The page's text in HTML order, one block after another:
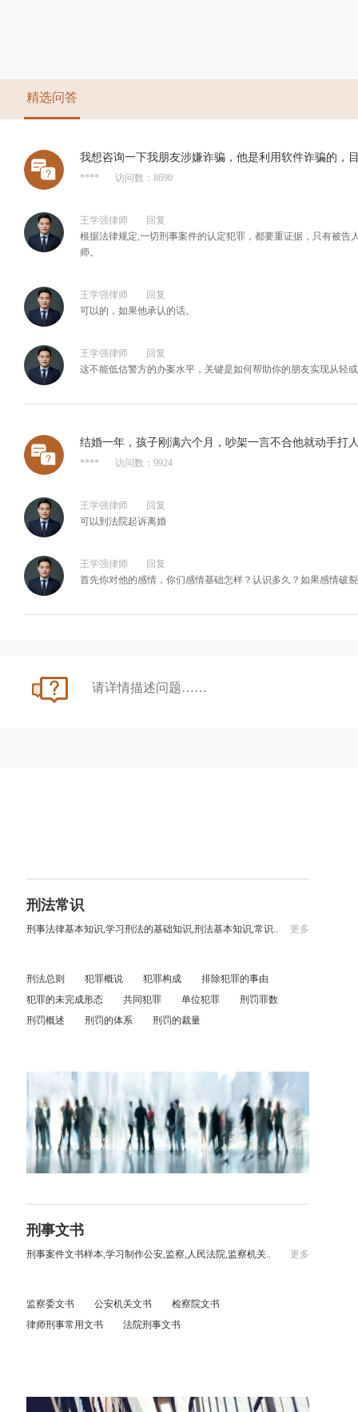
精选问答
我想咨询一下我朋友涉嫌诈骗，他是利用软件诈骗的，
**** 访问数：8690
王学强律师
回复
根据法律规定,一切刑事案件的认定犯罪，都要重证据，只有被
师。
王学强律师
回复
可以的，如果他承认的话。
王学强律师
回复
这不能低估警方的办案水平，关键是如何帮助你的朋友实现从轻
结婚一年，孩子刚满六个月，吵架一言不合他就动手打
**** 访问数：9924
王学强律师
回复
可以到法院起诉离婚
王学强律师
回复
首先你对他的感情，你们感情基础怎样？认识多久？如果感情破
刑法常识
更多
刑事法律基本知识,学习刑法的基础知识,刑法基本知识,常识..
刑法总则 犯罪概说 犯罪构成
排除犯罪的事由
犯罪的未完成形态
共同犯罪 单位犯罪
刑罚罪数
刑罚概述
刑罚的体系 刑罚的裁量
刑事文书
更多
刑事案件文书样本,学习制作公安,监察,人民法院,监察机关..
监察委文书 公安机关文书
检察院文书
律师刑事常用文书
法院刑事文书